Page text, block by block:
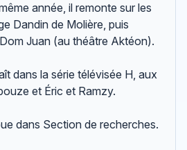
année, il remonte sur les
Dandin de Molière, puis
Juan (au théâtre Aktéon).
dans la série télévisée H, aux
et Éric et Ramzy.
dans Section de recherches.